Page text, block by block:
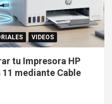
VIDEOS
tu Impresora HP
mediante Cable